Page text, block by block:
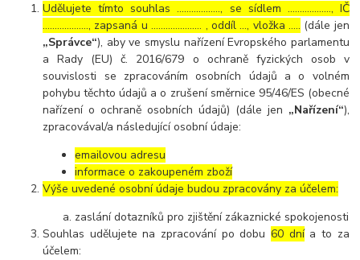
Udělujete tímto souhlas ……………..., se sídlem ………………, IČ
………………., zapsaná u ………………… , oddíl …, vložka ….. (dále jen
„Správce“), aby ve smyslu nařízení Evropského parlamentu
a Rady (EU) č. 2016/679 o ochraně fyzických osob v
souvislosti se zpracováním osobních údajů a o volném
pohybu těchto údajů a o zrušení směrnice 95/46/ES (obecné
nařízení o ochraně osobních údajů) (dále jen „Nařízení“),
zpracovával/a následující osobní údaje:
emailovou adresu
informace o zakoupeném zboží
Výše uvedené osobní údaje budou zpracovány za účelem:
zaslání dotazníků pro zjištění zákaznické spokojenosti
Souhlas udělujete na zpracování po dobu60 dnía to za
účelem: